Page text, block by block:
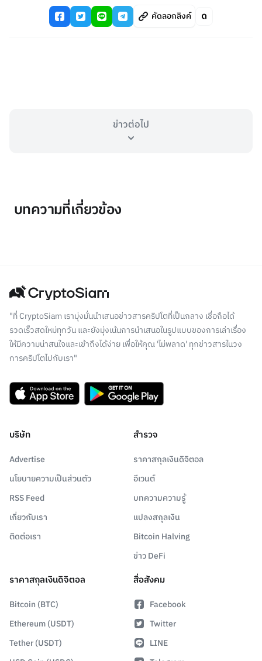
คัดลอกลิงค์
ข่าวต่อไป
บทความที่เกี่ยวข้อง
"ที่ CryptoSiam เรามุ่งมั่นนำเสนอข่าวสารคริปโตที่เป็นกลาง เชื่อถือได้
รวดเร็วสดใหม่ทุกวัน และยังมุ่งเน้นการนำเสนอในรูปแบบของการเล่าเรื่อง
ให้มีความน่าสนใจและเข้าถึงได้ง่าย เพื่อให้คุณ 'ไม่พลาด' ทุกข่าวสารในวง
การคริปโตไปกับเรา"
บริษัท
Advertise
นโยบายความเป็นส่วนตัว
RSS Feed
เกี่ยวกับเรา
ติดต่อเรา
สำรวจ
ราคาสกุลเงินดิจิตอล
อีเวนต์
บทความความรู้
แปลงสกุลเงิน
Bitcoin Halving
ข่าว DeFi
ราคาสกุลเงินดิจิตอล
Bitcoin (BTC)
Ethereum (USDT)
Tether (USDT)
สื่อสังคม
Facebook
Twitter
LINE